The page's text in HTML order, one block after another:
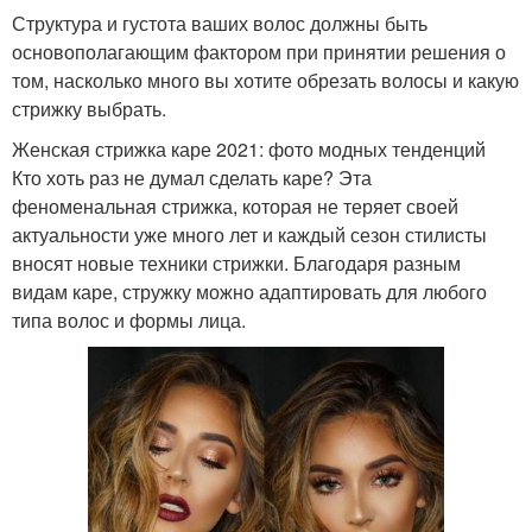
Структура и густота ваших волос должны быть
основополагающим фактором при принятии решения о
том, насколько много вы хотите обрезать волосы и какую
стрижку выбрать.
Женская стрижка каре 2021: фото модных тенденций
Кто хоть раз не думал сделать каре? Эта
феноменальная стрижка, которая не теряет своей
актуальности уже много лет и каждый сезон стилисты
вносят новые техники стрижки. Благодаря разным
видам каре, стружку можно адаптировать для любого
типа волос и формы лица.